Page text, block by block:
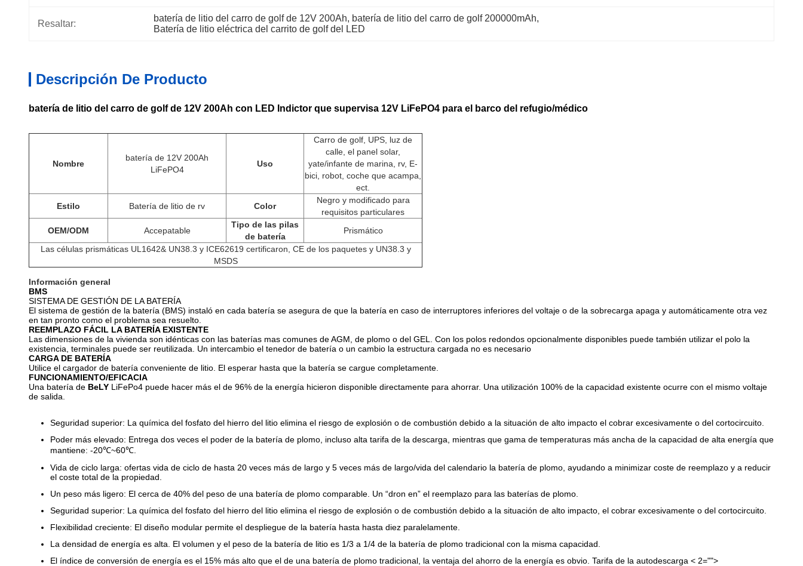
Resaltar:
batería de litio del carro de golf de 12V 200Ah, batería de litio del carro de golf 200000mAh,
Batería de litio eléctrica del carrito de golf del LED
Descripción De Producto
batería de litio del carro de golf de 12V 200Ah con LED Indictor que supervisa 12V LiFePO4 para el barco del refugio/médico
Nombre
batería de 12V 200Ah
LiFePO4
Uso
Carro de golf, UPS, luz de
calle, el panel solar,
yate/infante de marina, rv, E-
bici, robot, coche que acampa,
ect.
Estilo
Batería de litio de rv Color
Negro y modificado para
requisitos particulares
OEM/ODM
Accepatable
Tipo de las pilas
de batería
Prismático
Las células prismáticas UL1642& UN38.3 y ICE62619 certificaron, CE delos paquetes y UN38.3 y
MSDS
Información general
BMS
SISTEMA DE GESTIÓN DE LA BATERÍA
El sistema de gestión de la batería (BMS) instaló en cada batería se asegura de que la batería en caso de interruptores inferiores del voltaje o de la sobrecarga apaga y automáticamente otra vez
en tan pronto como el problema sea resuelto.
REEMPLAZO FÁCIL LA BATERÍA EXISTENTE
Las dimensiones de la vivienda son idénticas con las baterías mas comunes de AGM, de plomo o del GEL. Con los polos redondos opcionalmente disponibles puede también utilizar el polo la
existencia, terminales puede ser reutilizada. Un intercambio el tenedor de batería o un cambio la estructura cargada no es necesario
CARGA DE BATERÍA
Utilice el cargador de batería conveniente de litio. El esperar hasta que la batería se cargue completamente.
FUNCIONAMIENTO/EFICACIA
Una batería de BeLY LiFePo4 puede hacer más el de 96% de la energía hicieron disponible directamente para ahorrar. Una utilización 100% de la capacidad existente ocurre con el mismo voltaje
de salida.
Seguridad superior: La química del fosfato del hierro del litio elimina el riesgo de explosión o de combustión debido a la situación de alto impacto el cobrar excesivamente o del cortocircuito.
Poder más elevado: Entrega dos veces el poder de la batería de plomo, incluso alta tarifa de la descarga, mientras que gama de temperaturas más ancha de la capacidad de alta energía que
mantiene: -20℃~60℃.
Vida de ciclo larga: ofertas vida de ciclo de hasta 20 veces más de largo y 5 veces más de largo/vida del calendario la batería de plomo, ayudando a minimizar coste de reemplazo y a reducir
el coste total de la propiedad.
Un peso más ligero: El cerca de 40% del peso de una batería de plomo comparable. Un “dron en” el reemplazo para las baterías de plomo.
Seguridad superior: La química del fosfato del hierro del litio elimina el riesgo de explosión o de combustión debido a la situación de alto impacto, el cobrar excesivamente o del cortocircuito.
Flexibilidad creciente: El diseño modular permite el despliegue de la batería hasta hasta diez paralelamente.
La densidad de energía es alta. El volumen y el peso de la batería de litio es 1/3 a 1/4 de la batería de plomo tradicional con la misma capacidad.
El índice de conversión de energía es el 15% más alto que el de una batería de plomo tradicional, la ventaja del ahorro de la energía es obvio. Tarifa de la autodescarga < 2="">